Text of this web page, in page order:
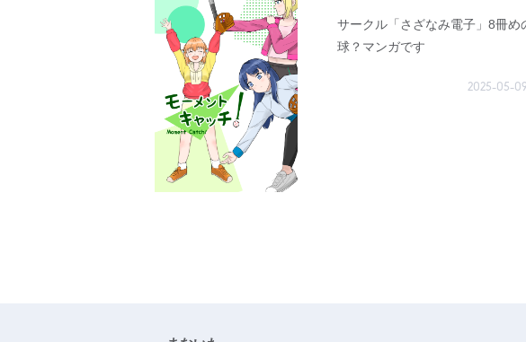
サークル「さざなみ電子」8冊
球？マンガです
2025-05-09